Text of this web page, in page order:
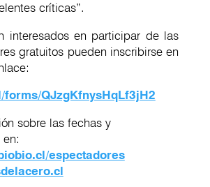
críticas”.
interesados en participar de las
gratuitos pueden inscribirse en
forms/QJzgKfnysHqLf3jH2
sobre las fechas y
espectadores